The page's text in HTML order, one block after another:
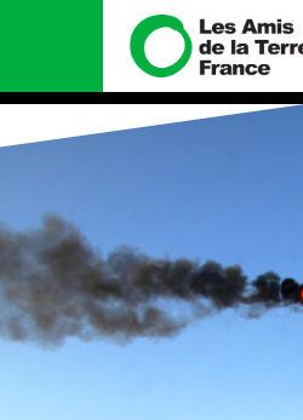
Manifeste
Missions et méthodes
Valeurs